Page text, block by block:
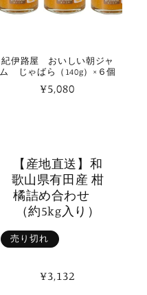
紀伊路屋 おいしい朝ジャ
ム じゃばら（140g）×６個
通
¥5,080
【産地直送】和
歌山県有田産 柑
橘詰め合わせ
（約5kg入り）
売り切れ
通
¥3,132